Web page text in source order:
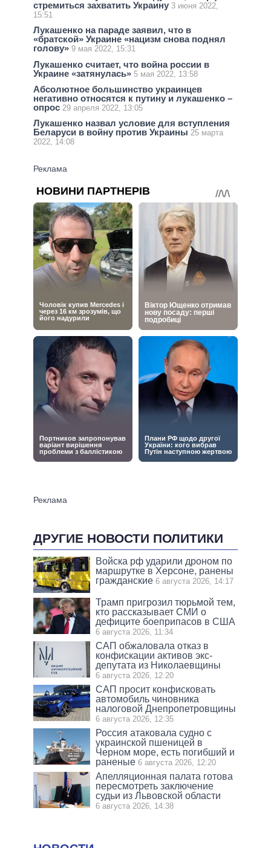
стремиться захватить Украину 3 июня 2022,
15:51
Лукашенко на параде заявил, что в
«братской» Украине «нацизм снова поднял
голову» 9 мая 2022, 15:31
Лукашенко считает, что война россии в
Украине «затянулась» 5 мая 2022, 13:58
Абсолютное большинство украинцев
негативно относятся к путину и лукашенко –
опрос 29 апреля 2022, 13:05
Лукашенко назвал условие для вступления
Беларуси в войну против Украины 25 марта
2022, 14:08
ДРУГИЕ НОВОСТИ ПОЛИТИКИ
Войска рф ударили дроном по
маршрутке в Херсоне, ранены
гражданские 6 августа 2026, 14:17
Трамп пригрозил тюрьмой тем,
кто рассказывает СМИ о
дефиците боеприпасов в США
6 августа 2026, 11:34
САП обжаловала отказ в
конфискации активов экс-
депутата из Николаевщины
6 августа 2026, 12:20
САП просит конфисковать
автомобиль чиновника
налоговой Днепропетровщины
6 августа 2026, 12:35
Россия атаковала судно с
украинской пшеницей в
Черном море, есть погибший и
раненые 6 августа 2026, 12:20
Апелляционная палата готова
пересмотреть заключение
судьи из Львовской области
6 августа 2026, 14:38